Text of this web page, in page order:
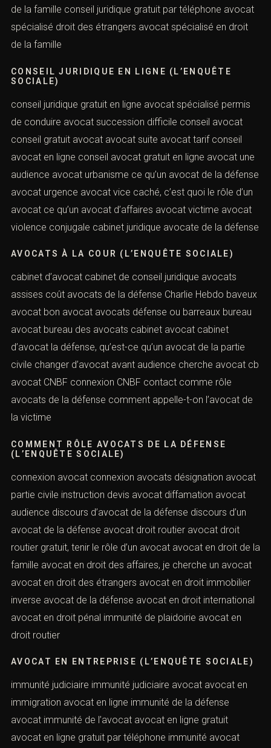
de la famille conseil juridique gratuit par téléphone avocat
spécialisé droit des étrangers avocat spécialisé en droit
de la famille
CONSEIL JURIDIQUE EN LIGNE (L’ENQUÊTE
SOCIALE)
conseil juridique gratuit en ligne avocat spécialisé permis
de conduire avocat succession difficile conseil avocat
conseil gratuit avocat avocat suite avocat tarif conseil
avocat en ligne conseil avocat gratuit en ligne avocat une
audience avocat urbanisme ce qu’un avocat de la défense
avocat urgence avocat vice caché, c’est quoi le rôle d’un
avocat ce qu’un avocat d’affaires avocat victime avocat
violence conjugale cabinet juridique avocate de la défense
AVOCATS À LA COUR (L’ENQUÊTE SOCIALE)
cabinet d’avocat cabinet de conseil juridique avocats
assises coût avocats de la défense Charlie Hebdo baveux
avocat bon avocat avocats défense ou barreaux bureau
avocat bureau des avocats cabinet avocat cabinet
d’avocat la défense, qu’est-ce qu’un avocat de la partie
civile changer d’avocat avant audience cherche avocat cb
avocat CNBF connexion CNBF contact comme rôle
avocats de la défense comment appelle-t-on l’avocat de
la victime
COMMENT RÔLE AVOCATS DE LA DÉFENSE
(L’ENQUÊTE SOCIALE)
connexion avocat connexion avocats désignation avocat
partie civile instruction devis avocat diffamation avocat
audience discours d’avocat de la défense discours d’un
avocat de la défense avocat droit routier avocat droit
routier gratuit, tenir le rôle d’un avocat avocat en droit de la
famille avocat en droit des affaires, je cherche un avocat
avocat en droit des étrangers avocat en droit immobilier
inverse avocat de la défense avocat en droit international
avocat en droit pénal immunité de plaidoirie avocat en
droit routier
AVOCAT EN ENTREPRISE (L’ENQUÊTE SOCIALE)
immunité judiciaire immunité judiciaire avocat avocat en
immigration avocat en ligne immunité de la défense
avocat immunité de l’avocat avocat en ligne gratuit
avocat en ligne gratuit par téléphone immunité avocat